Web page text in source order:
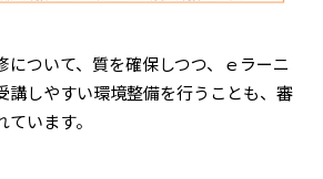
について、質を確保しつつ、ｅラーニ
講しやすい環境整備を行うことも、審
います。